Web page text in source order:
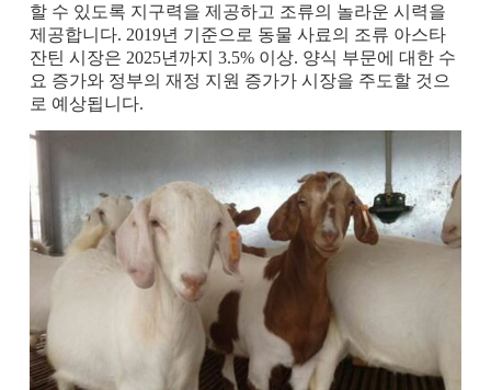
할 수 있도록 지구력을 제공하고 조류의 놀라운 시력을
제공합니다. 2019년 기준으로 동물 사료의 조류 아스타
잔틴 시장은 2025년까지 3.5% 이상. 양식 부문에 대한 수
요 증가와 정부의 재정 지원 증가가 시장을 주도할 것으
로 예상됩니다.